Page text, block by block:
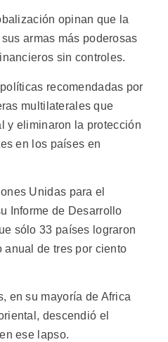
opinan que la
armas más poderosas
sin controles.
recomendadas por
multilaterales que
y eliminaron la protección
en los países en
Unidas para el
Informe de Desarrollo
sólo 33 países lograron
anual de tres por ciento
en su mayoría de Africa
descendió el
ese lapso.